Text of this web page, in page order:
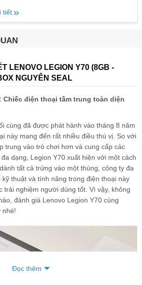
tiết
LENOVO LEGION Y70 (8GB -
NGUYÊN SEAL
Chiếc điện thoại tầm trung toàn diện
cùng đã được phát hành vào tháng 8 năm
này mang đến rất nhiều điều thú vị. So với
trung vào trò chơi hơn và cung cấp các
dạng, Legion Y70 xuất hiện với một cách
tất cả trứng vào một thùng, công ty đa
thuật và tính năng trong điện thoại này
trải nghiệm người dùng tốt. Vì vậy, không
đánh giá Lenovo Legion Y70 cùng
nhé!
Đọc thêm